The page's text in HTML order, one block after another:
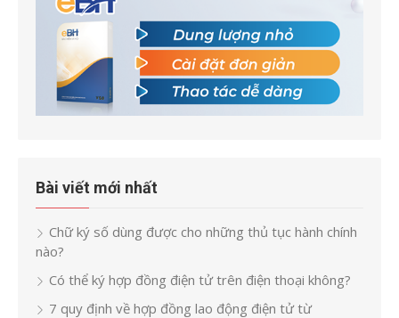
Bài viết mới nhất
Chữ ký số dùng được cho những thủ tục hành chính
nào?
Có thể ký hợp đồng điện tử trên điện thoại không?
7 quy định về hợp đồng lao động điện tử từ